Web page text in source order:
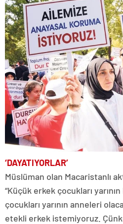
‘DAYATIYORLAR’
Müslüman olan Macaristanlı
“Küçük erkek çocukları
çocukları yarının anneleri
etekli erkek istemiyoruz.